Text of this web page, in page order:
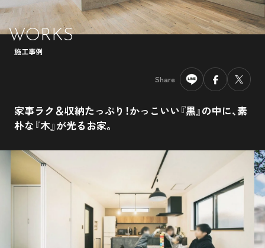
WORKS
施工事例
Share
家事ラク＆収納たっぷり！かっこいい『黒』の中に、素
朴な『木』が光るお家。